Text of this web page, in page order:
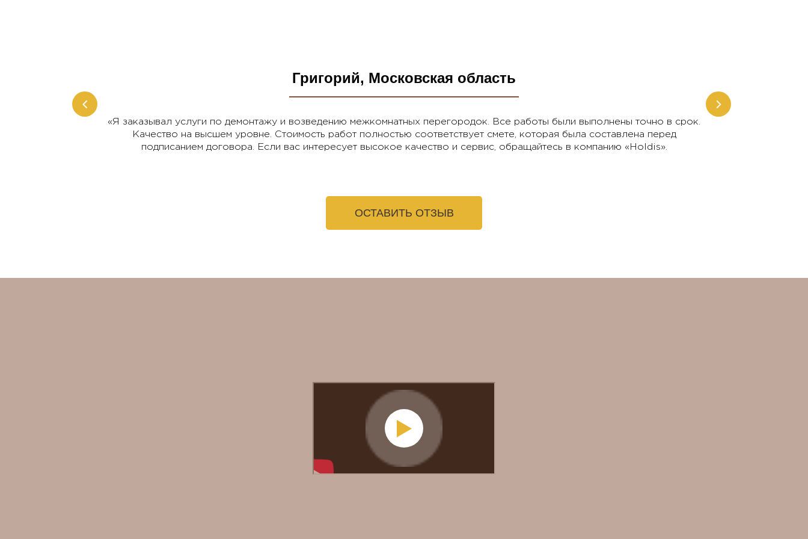
Григорий, Московская область
«Я заказывал услуги по демонтажу и возведению межкомнатных перегородок. Все работы были выполнены точно в срок.
Качество на высшем уровне. Стоимость работ полностью соответствует смете, которая была составлена перед
подписанием договора. Если вас интересует высокое качество и сервис, обращайтесь в компанию «Holdis».
ОСТАВИТЬ ОТЗЫВ